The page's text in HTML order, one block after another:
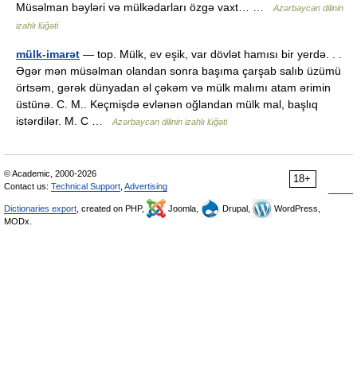
Müsəlman bəyləri və mülkədarları özgə vaxt… …
Azərbaycan dilinin
izahlı lüğəti
mülk-imarət — top. Mülk, ev eşik, var dövlət hamısı bir yerdə. . .
Əgər mən müsəlman olandan sonra başıma çarşab salıb üzümü
örtsəm, gərək dünyadan əl çəkəm və mülk malımı atam ərimin
üstünə. C. M.. Keçmişdə evlənən oğlandan mülk mal, başlıq
istərdilər. M. C …
Azərbaycan dilinin izahlı lüğəti
18+
© Academic, 2000-2026
Contact us: Technical Support Advertising
Dictionaries export , created on PHP, Joomla, Drupal,
WordPress,
MODx.